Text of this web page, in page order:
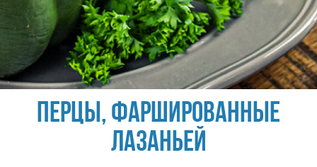
Перцы, фаршированные
лазаньей